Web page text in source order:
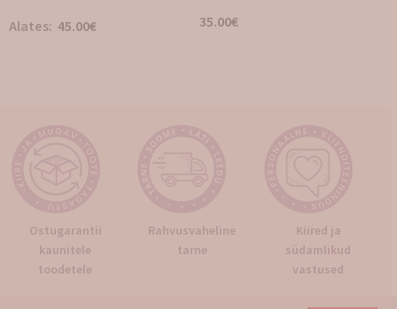
Alates: 45.00€ 35.00€
Ostugarantii
kaunitele
toodetele
Rahvusvaheline
tarne
Kiired ja
südamlikud
vastused